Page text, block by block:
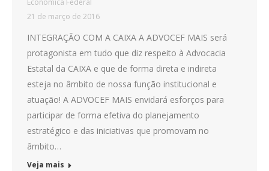
Econômica Federal
21 de março de 2016
INTEGRAÇÃO COM A CAIXA A ADVOCEF MAIS será
protagonista em tudo que diz respeito à Advocacia
Estatal da CAIXA e que de forma direta e indireta
esteja no âmbito de nossa função institucional e
atuação! A ADVOCEF MAIS envidará esforços para
participar de forma efetiva do planejamento
estratégico e das iniciativas que promovam no
âmbito…
Veja mais